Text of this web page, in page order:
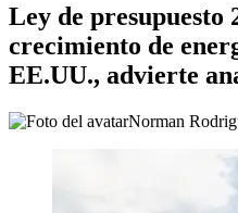
Ley de presupuesto
crecimiento de
EE.UU., advierte
Norman